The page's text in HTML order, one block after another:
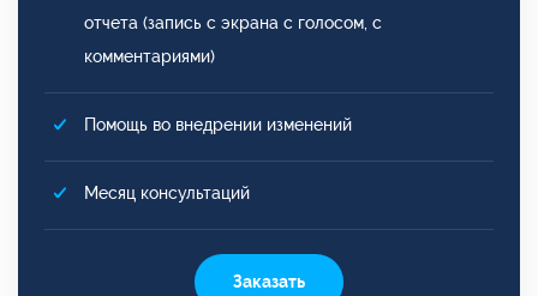
отчета (запись с экрана с голосом, с
комментариями)
Помощь во внедрении изменений
Месяц консультаций
Заказать